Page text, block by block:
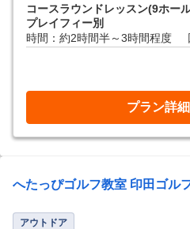
コースラウンドレッスン(9ホ
プレイフィー別
時間：約2時間半～3時間程度
プラン詳
へたっぴゴルフ教室 印田ゴル
アウトドア